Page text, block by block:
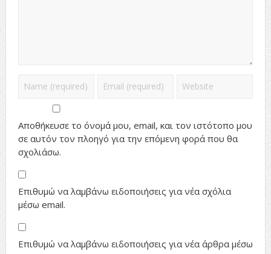
Αποθήκευσε το όνομά μου, email, και τον ιστότοπο μου
σε αυτόν τον πλοηγό για την επόμενη φορά που θα
σχολιάσω.
Επιθυμώ να λαμβάνω ειδοποιήσεις για νέα σχόλια
μέσω email.
Επιθυμώ να λαμβάνω ειδοποιήσεις για νέα άρθρα μέσω